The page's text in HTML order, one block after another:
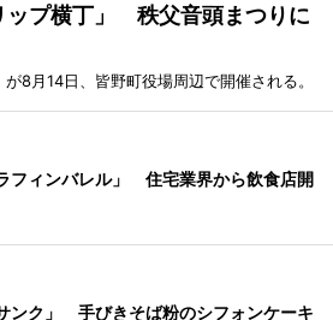
ップ横丁」 秩父音頭まつりに
が8月14日、皆野町役場周辺で開催される。
フィンバレル」 住宅業界から飲食店開
ンク」 手びきそば粉のシフォンケーキ